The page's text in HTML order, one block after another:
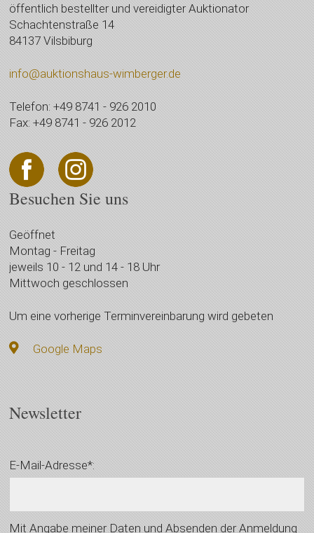
öffentlich bestellter und vereidigter Auktionator
Schachtenstraße 14
84137 Vilsbiburg
info@auktionshaus-wimberger.de
Telefon: +49 8741 - 926 2010
Fax: +49 8741 - 926 2012
Besuchen Sie uns
Geöffnet
Montag - Freitag
jeweils 10 - 12 und 14 - 18 Uhr
Mittwoch geschlossen
Um eine vorherige Terminvereinbarung wird gebeten
Google Maps
Newsletter
E-Mail-Adresse*:
Mit Angabe meiner Daten und Absenden der Anmeldung